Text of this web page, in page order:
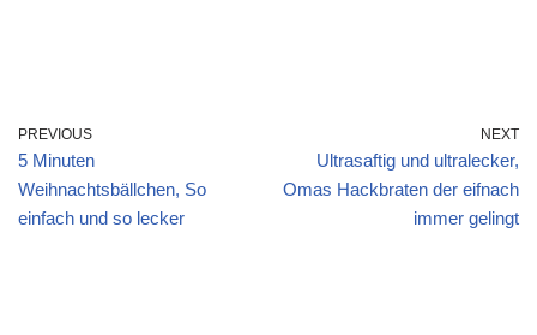
PREVIOUS
5 Minuten
Weihnachtsbällchen, So
einfach und so lecker
NEXT
Ultrasaftig und ultralecker,
Omas Hackbraten der eifnach
immer gelingt